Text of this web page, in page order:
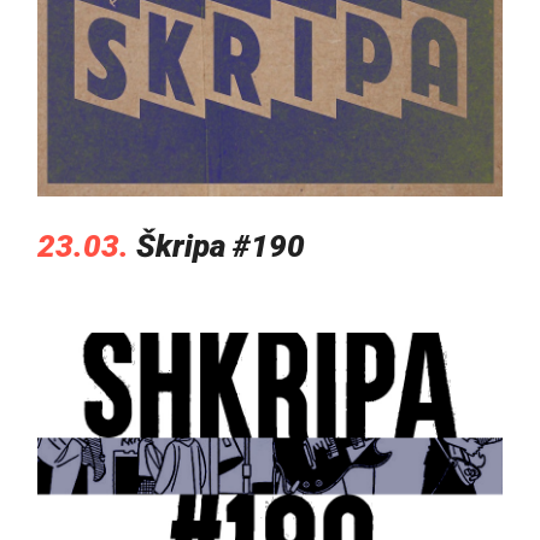
23.03. Škripa #190